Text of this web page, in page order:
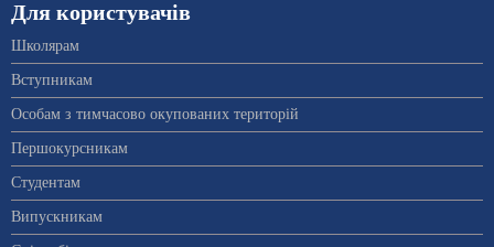
Для користувачів
Школярам
Вступникам
Особам з тимчасово окупованих територій
Першокурсникам
Студентам
Випускникам